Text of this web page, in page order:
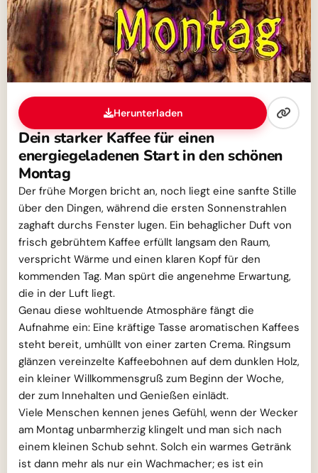
Herunterladen
Dein starker Kaffee für einen
energiegeladenen Start in den schönen
Montag
Der frühe Morgen bricht an, noch liegt eine sanfte Stille
über den Dingen, während die ersten Sonnenstrahlen
zaghaft durchs Fenster lugen. Ein behaglicher Duft von
frisch gebrühtem Kaffee erfüllt langsam den Raum,
verspricht Wärme und einen klaren Kopf für den
kommenden Tag. Man spürt die angenehme Erwartung,
die in der Luft liegt.
Genau diese wohltuende Atmosphäre fängt die
Aufnahme ein: Eine kräftige Tasse aromatischen Kaffees
steht bereit, umhüllt von einer zarten Crema. Ringsum
glänzen vereinzelte Kaffeebohnen auf dem dunklen Holz,
ein kleiner Willkommensgruß zum Beginn der Woche,
der zum Innehalten und Genießen einlädt.
Viele Menschen kennen jenes Gefühl, wenn der Wecker
am Montag unbarmherzig klingelt und man sich nach
einem kleinen Schub sehnt. Solch ein warmes Getränk
ist dann mehr als nur ein Wachmacher; es ist ein